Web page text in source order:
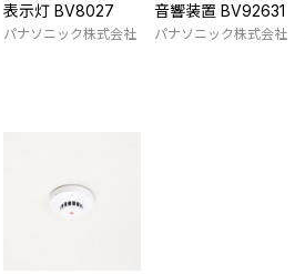
表示灯 BV8027
パナソニック株式会社
音響装置 BV92631
パナソニック株式会社